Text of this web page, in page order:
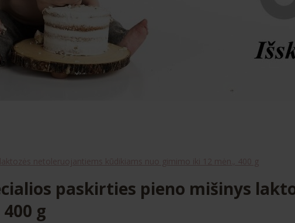
paskirties pieno mišinys
g